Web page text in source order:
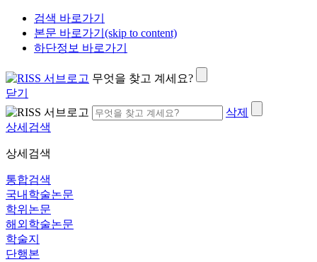
검색 바로가기
본문 바로가기(skip to content)
하단정보 바로가기
무엇을 찾고 계세요?
닫기
삭제
상세검색
상세검색
통합검색
국내학술논문
학위논문
해외학술논문
학술지
단행본